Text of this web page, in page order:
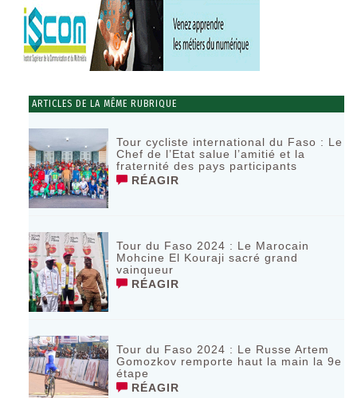
ARTICLES DE LA MÊME RUBRIQUE
Tour cycliste international du Faso : Le
Chef de l’Etat salue l’amitié et la
fraternité des pays participants
RÉAGIR
Tour du Faso 2024 : Le Marocain
Mohcine El Kouraji sacré grand
vainqueur
RÉAGIR
Tour du Faso 2024 : Le Russe Artem
Gomozkov remporte haut la main la 9e
étape
RÉAGIR